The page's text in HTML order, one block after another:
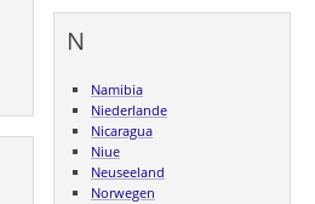
N
Namibia
Niederlande
Nicaragua
Niue
Neuseeland
Norwegen